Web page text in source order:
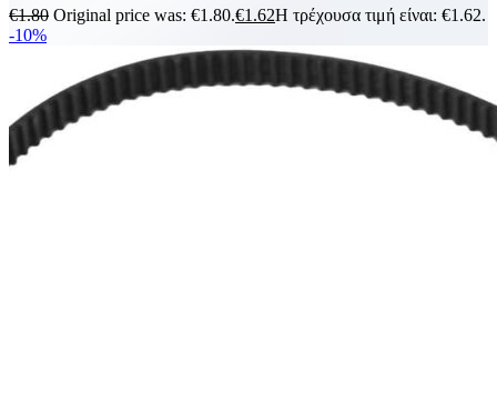
€1.80 Original price was: €1.80.€1.62Η τρέχουσα τιμή είναι: €1.62.
-10%